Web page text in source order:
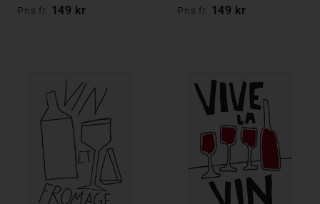
Pris fr. 149 kr
Pris fr. 149 kr